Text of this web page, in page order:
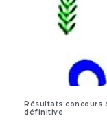
Résultats concours
définitive